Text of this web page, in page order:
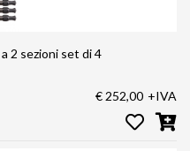
2 sezioni set di 4
€ 252,00 +IVA